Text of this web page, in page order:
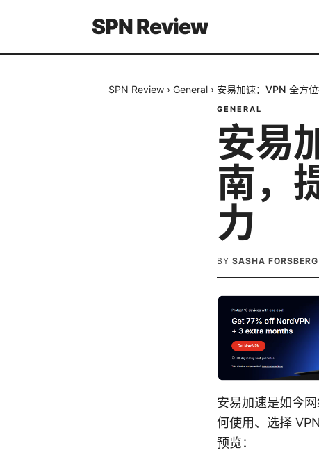
SPN Review
SPN Review › General › 安易加速：VPN 全方
GENERAL
安易
南，
力
BY SASHA FORSBERG
安易加速是如今
何使用、选择
预览：